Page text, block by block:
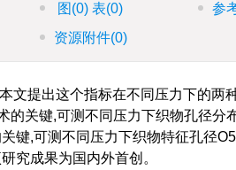
图 (0) 表(0) 参
资源附件(0)
文提出这个指标在不同压力下的两
的关键,可测不同压力下织物孔径
键,可测不同压力下织物特征孔径
究成果为国内外首创。